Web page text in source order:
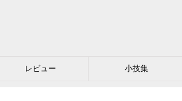
レビュー 小技集